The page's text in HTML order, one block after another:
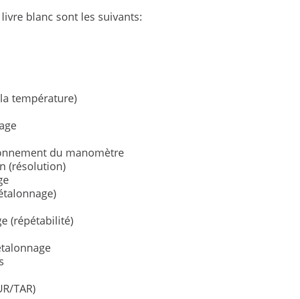
blanc sont les suivants:
température)
du manomètre
(résolution)
(répétabilité)
TAR)